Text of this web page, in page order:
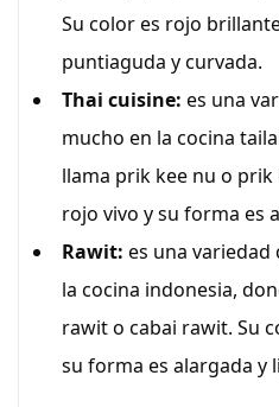
Su color es rojo
puntiaguda y curvada.
Thai cuisine: es una
mucho en la cocina
llama prik kee nu o prik
rojo vivo y su forma es
Rawit: es una variedad
la cocina indonesia,
rawit o cabai rawit. Su
su forma es alargada y